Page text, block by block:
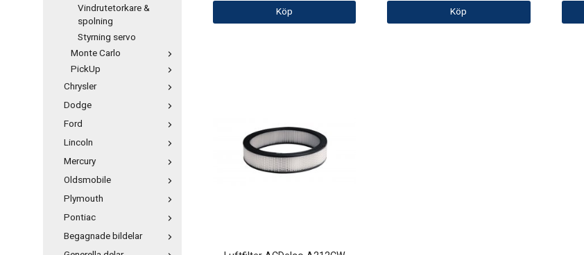
Vindrutetorkare &
spolning
Styrning servo
Monte Carlo
PickUp
Chrysler
Dodge
Ford
Lincoln
Mercury
Oldsmobile
Plymouth
Pontiac
Begagnade bildelar
Köp Köp